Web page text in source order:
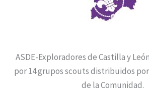
ASDE-Exploradores de Castilla y
por 14 grupos scouts distribuidos
de la Comunidad.